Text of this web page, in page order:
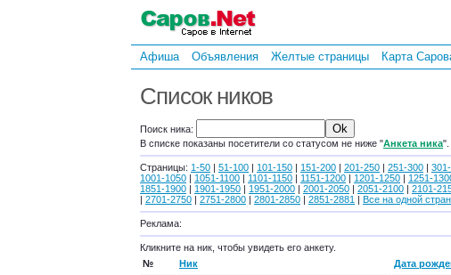
Афиша Объявления Желтые страницы Карта
Список ников
Поиск ника:
В списке показаны посетители со статусом не ниже "Анкета ника".
Страницы: 1-50 | 51-100 | 101-150 | 151-200 | 201-250 | 251-300 |
1001-1050 | 1051-1100 | 1101-1150 | 1151-1200 | 1201-1250 | 1251-
1851-1900 | 1901-1950 | 1951-2000 | 2001-2050 | 2051-2100 | 2101-
| 2701-2750 | 2751-2800 | 2801-2850 | 2851-2881 | Все на одной
Реклама:
Кликните на ник, чтобы увидеть его анкету.
№
Ник Дата